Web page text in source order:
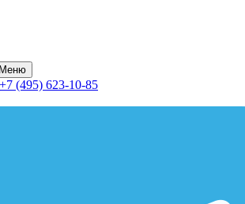
Меню
+7 (495) 623-10-85